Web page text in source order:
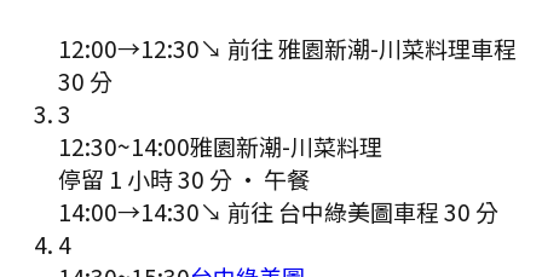
12:00→12:30↘ 前往雅園新潮-川菜料理車程
30 分
3
12:30~14:00雅園新潮-川菜料理
停留 1 小時 30 分 · 午餐
14:00→14:30↘ 前往 台中綠美圖車程30 分
4